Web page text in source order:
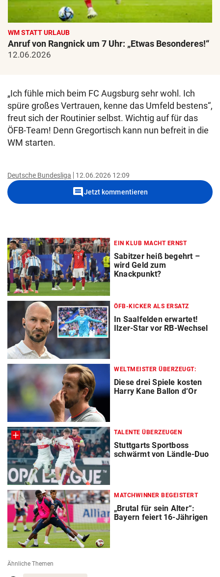
WM STATT URLAUB
Anruf von Rangnick um 7 Uhr: „Etwas Besonderes!“
12.06.2026
„Ich fühle mich beim FC Augsburg sehr wohl. Ich
spüre großes Vertrauen, kenne das Umfeld bestens“,
freut sich der Routinier selbst. Wichtig auf für das
ÖFB-Team! Denn Gregortisch kann nun befreit in die
WM starten.
Deutsche Bundesliga 12.06.2026 12:09
commentJetzt kommentieren
EIN KLUB MACHT ERNST
Sabitzer heiß begehrt –
wird Geld zum
Knackpunkt?
ÖFB-KICKER ALS ERSATZ
In Saalfelden erwartet!
Ilzer-Star vor RB-Wechsel
WELTMEISTER ÜBERZEUGT:
Diese drei Spiele kosten
Harry Kane Ballon d‘Or
TALENTE ÜBERZEUGEN
Stuttgarts Sportboss
schwärmt von Ländle-Duo
MATCHWINNER BEGEISTERT
„Brutal für sein Alter“:
Bayern feiert 16-Jährigen
Ähnliche Themen